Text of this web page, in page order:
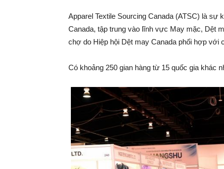
Apparel Textile Sourcing Canada (ATSC) là
Canada, tập trung vào lĩnh vực May mặc, Dệt
chợ do Hiệp hội Dệt may Canada phối hợp với
Có khoảng 250 gian hàng từ 15 quốc gia khác